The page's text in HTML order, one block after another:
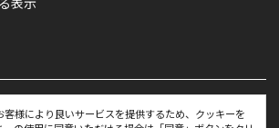
客様により良いサービスを提供するため、クッキーを